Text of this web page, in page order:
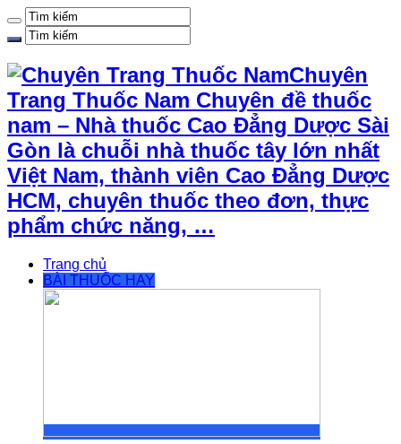
Chuyên
Trang Thuốc Nam Chuyên đề thuốc
nam – Nhà thuốc Cao Đẳng Dược Sài
Gòn là chuỗi nhà thuốc tây lớn nhất
Việt Nam, thành viên Cao Đẳng Dược
HCM, chuyên thuốc theo đơn, thực
phẩm chức năng, …
Trang chủ
BÀI THUỐC HAY